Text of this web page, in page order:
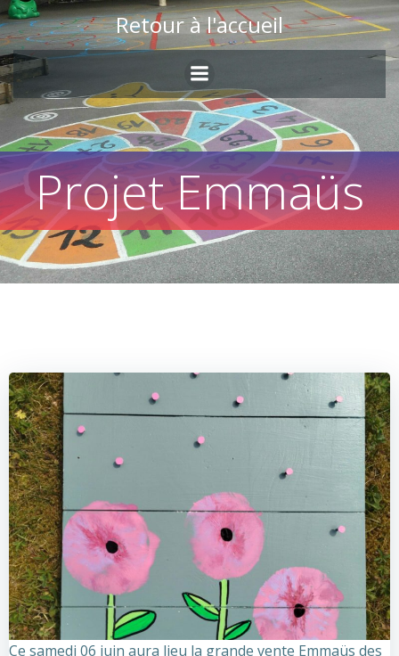
Skip
to
content
Retour à l'accueil
Projet Emmaüs
Ce samedi 06 juin aura lieu la grande vente Emmaüs des